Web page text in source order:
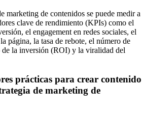
marketing de contenidos se puede medir a
clave de rendimiento (KPIs) como el
el engagement en redes sociales, el
página, la tasa de rebote, el número de
de la inversión (ROI) y la viralidad del
prácticas para crear contenido
de marketing de